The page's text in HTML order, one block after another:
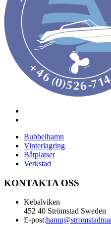
Bubbelhamn
Vinterlagring
Båtplatser
Verkstad
KONTAKTA OSS
Kebalviken
452 40 Strömstad Sweden
E-post: